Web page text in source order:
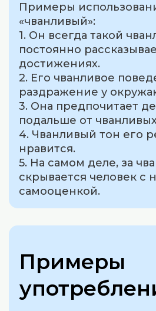
Примеры
«чванливый»:
1. Он всегда такой
постоянно
достижениях.
2. Его чванливое
раздражение у
3. Она предпочитает
подальше от
4. Чванливый тон его
нравится.
5. На самом деле, за
скрывается человек с
самооценкой.
Примеры